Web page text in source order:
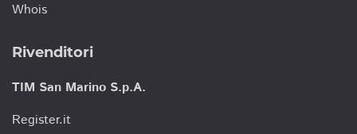
Whois
Rivenditori
TIM San Marino S.p.A.
Register.it